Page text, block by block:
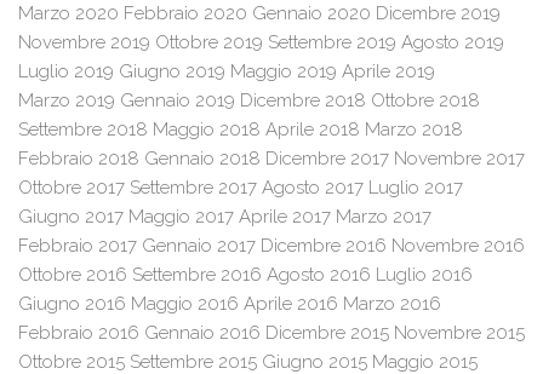
Marzo 2020 Febbraio 2020 Gennaio 2020 Dicembre 2019
Novembre 2019 Ottobre 2019 Settembre 2019 Agosto 2019
Luglio 2019 Giugno 2019 Maggio 2019 Aprile 2019
Marzo 2019 Gennaio 2019 Dicembre 2018 Ottobre 2018
Settembre 2018 Maggio 2018 Aprile 2018 Marzo 2018
Febbraio 2018 Gennaio 2018 Dicembre 2017 Novembre 2017
Ottobre 2017 Settembre 2017 Agosto 2017 Luglio 2017
Giugno 2017 Maggio 2017 Aprile 2017 Marzo 2017
Febbraio 2017 Gennaio 2017 Dicembre 2016 Novembre 2016
Ottobre 2016 Settembre 2016 Agosto 2016 Luglio 2016
Giugno 2016 Maggio 2016 Aprile 2016 Marzo 2016
Febbraio 2016 Gennaio 2016 Dicembre 2015 Novembre 2015
Ottobre 2015 Settembre 2015 Giugno 2015 Maggio 2015